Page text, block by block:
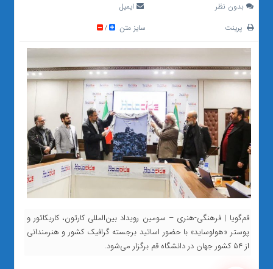
بدون نظر
ایمیل
پرینت
سایز متن /
قم‌گویا | فرهنگی-هنری – سومین رویداد بین‌المللی کارتون، کاریکاتور و
پوستر «هولوساید» با حضور اساتید برجسته گرافیک کشور و هنرمندانی
از ۵۴ کشور جهان در دانشگاه قم برگزار می‌شود.